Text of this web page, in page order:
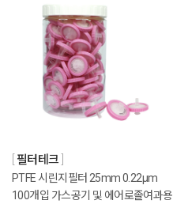
필터테크
PTFE 시린지필터 25mm 0.22μm
100개입 가스공기 및 에어로졸여과용